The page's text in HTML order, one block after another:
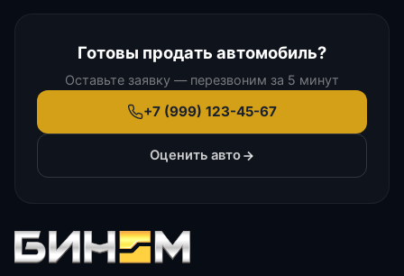
Готовы продать автомобиль?
Оставьте заявку — перезвоним за 5 минут
+7 (999) 123-45-67
Оценить авто